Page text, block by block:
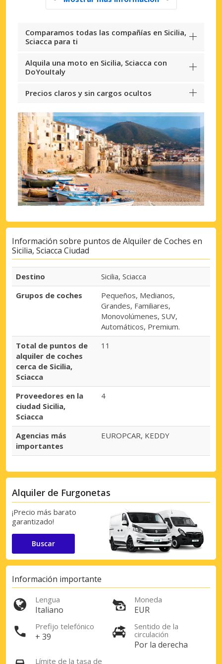
Comparamos todas las compañías en Sicilia,
Sciacca para ti
Alquila una moto en Sicilia, Sciacca con
DoYouItaly
Precios claros y sin cargos ocultos
Información sobre puntos de Alquiler de Coches en
Sicilia, Sciacca Ciudad
Destino
Sicilia, Sciacca
Grupos de coches
Pequeños, Medianos,
Grandes, Familiares,
Monovolúmenes, SUV,
Automáticos, Premium.
Total de puntos de
alquiler de coches
cerca de Sicilia,
Sciacca
11
Proveedores en la
ciudad Sicilia,
Sciacca
4
Agencias más
importantes
EUROPCAR, KEDDY
Alquiler de Furgonetas
¡Precio más barato
garantizado!
Buscar
Información importante
Lengua
Italiano
Moneda
EUR
Prefijo telefónico
+ 39
Sentido de la
circulación
Por la derecha
Límite de la tasa de